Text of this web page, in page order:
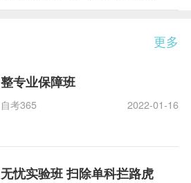
更多
整专业保障班
自考365 2022-01-16
无忧实验班 扫除单科拦路虎